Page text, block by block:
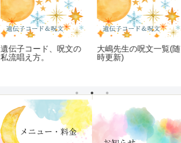
遺伝子コード、呪文の
私流唱え方。
大嶋先生の呪文一覧(随
時更新)